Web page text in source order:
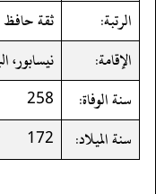
الرتبة:
ثقة
الإقامة:
نيسابور،
سنة الوفاة:
258
سنة الميلاد: 172